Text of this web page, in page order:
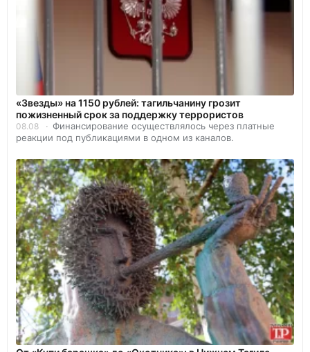
«Звезды» на 1150 рублей: тагильчанину грозит
пожизненный срок за поддержку террористов
08.08
Финансирование осуществлялось через платные
реакции под публикациями в одном из каналов.